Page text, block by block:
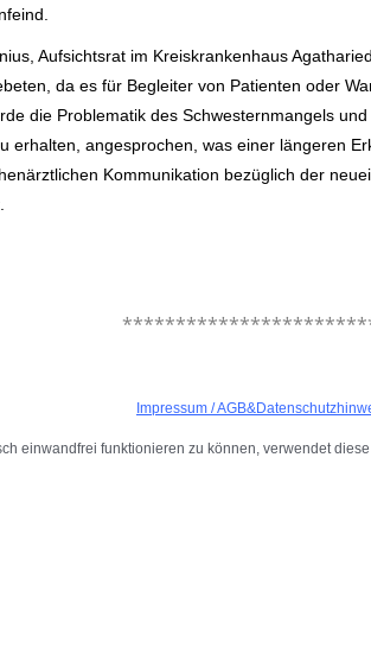
Aufsichtsrat im Kreiskrankenhaus
da es für Begleiter von Patienten oder
die Problematik des Schwesternmangels
erhalten, angesprochen, was einer längeren
Kommunikation bezüglich der
Impressum /
einwandfrei funktionieren zu können, verwendet